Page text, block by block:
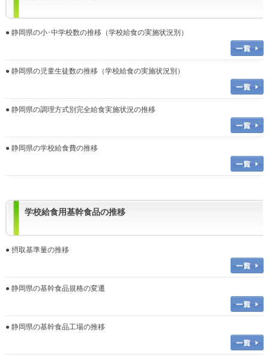
● 静岡県の小･中学校数の推移（学校給食の実施状況別）
● 静岡県の児童生徒数の推移（学校給食の実施状況別）
● 静岡県の調理方式別完全給食実施状況の推移
● 静岡県の学校給食費の推移
学校給食用基幹食品の推移
● 摂取基準量の推移
● 静岡県の基幹食品規格の変遷
● 静岡県の基幹食品工場の推移